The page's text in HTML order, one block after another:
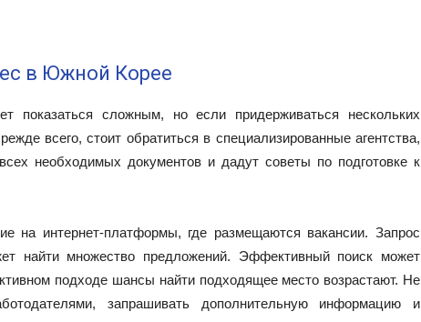
в Южной Корее
показаться сложным, но если придерживаться нескольких
всего, стоит обратиться в специализированные агентства,
необходимых документов и дадут советы по подготовке к
на интернет-платформы, где размещаются вакансии. Запрос
найти множество предложений. Эффективный поиск может
подходе шансы найти подходящее место возрастают. Не
запрашивать дополнительную информацию и